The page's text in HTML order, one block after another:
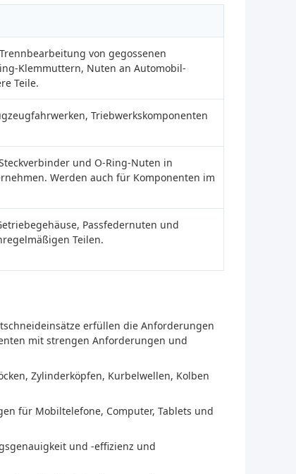
von gegossenen
Klemmuttern, Nuten an Automobil-
Teile.
Triebwerkskomponenten
und O-Ring-Nuten in
Werden auch für Komponenten im
Passfedernuten und
Teilen.
erfüllen die Anforderungen
mit strengen Anforderungen und
Zylinderköpfen, Kurbelwellen, Kolben
für Mobiltelefone, Computer, Tablets und
und -effizienz und